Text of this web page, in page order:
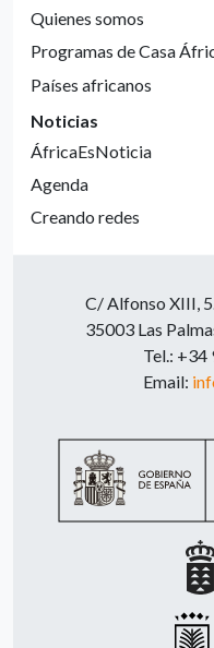
Quienes somos
Programas de Casa
Países africanos
Noticias
ÁfricaEsNoticia
Agenda
Creando redes
C/ Alfonso XIII, 5.
35003 Las
Tel.: +34
Email: